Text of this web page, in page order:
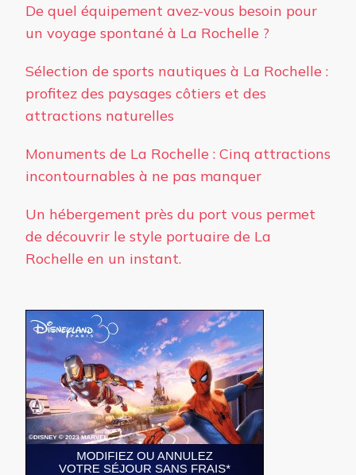
De quel équipement avez-vous besoin pour
un voyage spontané à La Rochelle ?
Sélection de sports nautiques à La Rochelle :
profitez des paysages côtiers et des
attractions naturelles
Monuments de La Rochelle : Cinq attractions
incontournables à ne pas manquer
Un hébergement près du port vous permet
de découvrir le style portuaire de La
Rochelle en un instant.